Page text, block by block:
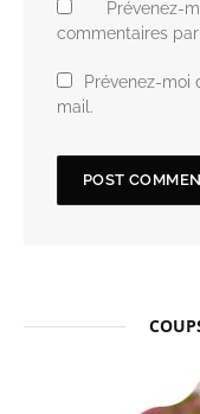
commentaires
Prévenez-moi
mail.